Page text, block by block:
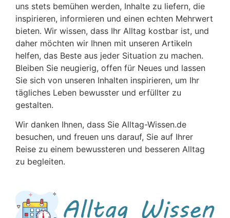
uns stets bemühen werden, Inhalte zu liefern, die
inspirieren, informieren und einen echten Mehrwert
bieten. Wir wissen, dass Ihr Alltag kostbar ist, und
daher möchten wir Ihnen mit unseren Artikeln
helfen, das Beste aus jeder Situation zu machen.
Bleiben Sie neugierig, offen für Neues und lassen
Sie sich von unseren Inhalten inspirieren, um Ihr
tägliches Leben bewusster und erfüllter zu
gestalten.
Wir danken Ihnen, dass Sie Alltag-Wissen.de
besuchen, und freuen uns darauf, Sie auf Ihrer
Reise zu einem bewussteren und besseren Alltag
zu begleiten.